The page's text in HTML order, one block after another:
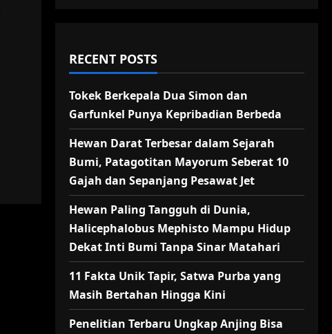
RECENT POSTS
Tokek Berkepala Dua Simon dan
Garfunkel Punya Kepribadian Berbeda
Hewan Darat Terbesar dalam Sejarah
Bumi, Patagotitan Mayorum Seberat 10
Gajah dan Sepanjang Pesawat Jet
Hewan Paling Tangguh di Dunia,
Halicephalobus Mephisto Mampu Hidup
Dekat Inti Bumi Tanpa Sinar Matahari
11 Fakta Unik Tapir, Satwa Purba yang
Masih Bertahan Hingga Kini
Penelitian Terbaru Ungkap Anjing Bisa